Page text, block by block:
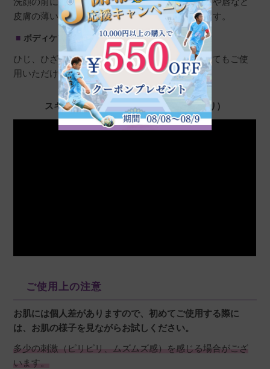
皮膚の薄い部分を避け、泡をのせて2〜3分おきます。
ボディケア
ひじ、ひざ、かかと、背中などボディソープとしてもご使
用いただけます。
スキンピールバーのご使用方法（音声あり）
ご使用上の注意
お肌には個人差がありますので、初めてご使用する際に
は、お肌の様子を見ながらお試しください。
多少の刺激（ピリピリ、ムズムズ感）を感じる場合がござ
います。